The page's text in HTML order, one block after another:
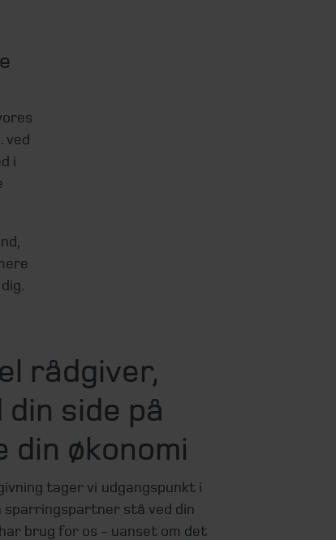
ved
i
rådgiver,
side på
økonomi
tager vi udgangspunkt i
sparringspartner stå ved din
brug for os - uanset om det